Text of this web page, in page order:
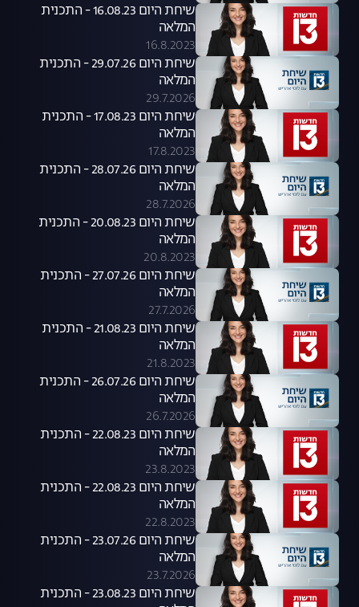
שיחת היום 16.08.23 - התכנית
המלאה
16.8.2023
שיחת היום 29.07.26 - התכנית
המלאה
29.7.2026
שיחת היום 17.08.23 - התכנית
המלאה
17.8.2023
שיחת היום 28.07.26 - התכנית
המלאה
28.7.2026
שיחת היום 20.08.23 - התכנית
המלאה
20.8.2023
שיחת היום 27.07.26 - התכנית
המלאה
27.7.2026
שיחת היום 21.08.23 - התכנית
המלאה
21.8.2023
שיחת היום 26.07.26 - התכנית
המלאה
26.7.2026
שיחת היום 22.08.23 - התכנית
המלאה
23.8.2023
שיחת היום 22.08.23 - התכנית
המלאה
22.8.2023
שיחת היום 23.07.26 - התכנית
המלאה
23.7.2026
שיחת היום 23.08.23 - התכנית